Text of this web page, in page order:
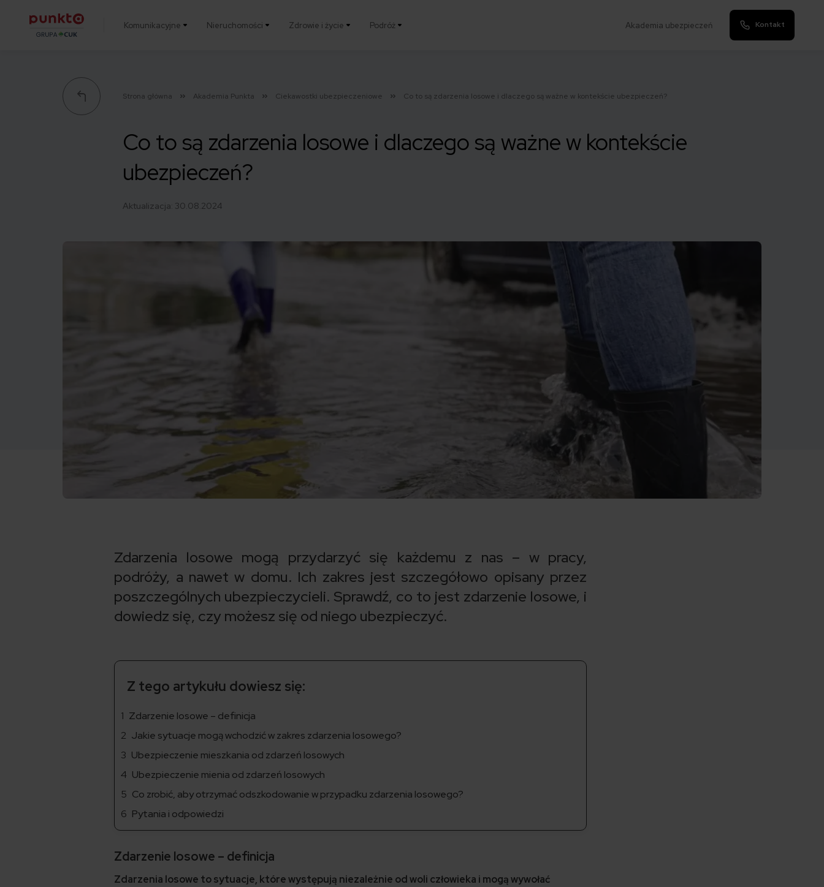
Komunikacyjne Nieruchomości Zdrowie i życie Podróż Akademia ubezpieczeń Kontakt
Strona główna Akademia Punkta Ciekawostki ubezpieczeniowe Co to są zdarzenia losowe i dlaczego są ważne w kontekście ubezpieczeń?
Co to są zdarzenia losowe i dlaczego są ważne w kontekście
ubezpieczeń?
Aktualizacja: 30.08.2024
Zdarzenia losowe mogą przydarzyć się każdemu z nas – w pracy,
podróży, a nawet w domu. Ich zakres jest szczegółowo opisany przez
poszczególnych ubezpieczycieli. Sprawdź, co to jest zdarzenie losowe, i
dowiedz się, czy możesz się od niego ubezpieczyć.
Z tego artykułu dowiesz się:
Zdarzenie losowe – definicja
Jakie sytuacje mogą wchodzić w zakres zdarzenia losowego?
Ubezpieczenie mieszkania od zdarzeń losowych
Ubezpieczenie mienia od zdarzeń losowych
Co zrobić, aby otrzymać odszkodowanie w przypadku zdarzenia losowego?
Pytania i odpowiedzi
Zdarzenie losowe – definicja
Zdarzenia losowe to sytuacje, które występują niezależnie od woli człowieka i mogą wywołać